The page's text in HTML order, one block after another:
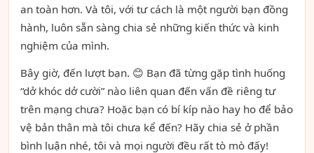
an toàn hơn. Và tôi, với tư cách là một người bạn đồng
hành, luôn sẵn sàng chia sẻ những kiến thức và kinh
nghiệm của mình.
Bây giờ, đến lượt bạn. 😊 Bạn đã từng gặp tình huống
“dở khóc dở cười” nào liên quan đến vấn đề riêng tư
trên mạng chưa? Hoặc bạn có bí kíp nào hay ho để bảo
vệ bản thân mà tôi chưa kể đến? Hãy chia sẻ ở phần
bình luận nhé, tôi và mọi người đều rất tò mò đấy!